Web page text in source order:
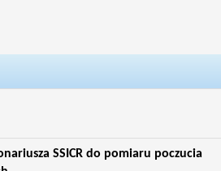
SSICR do pomiaru poczucia